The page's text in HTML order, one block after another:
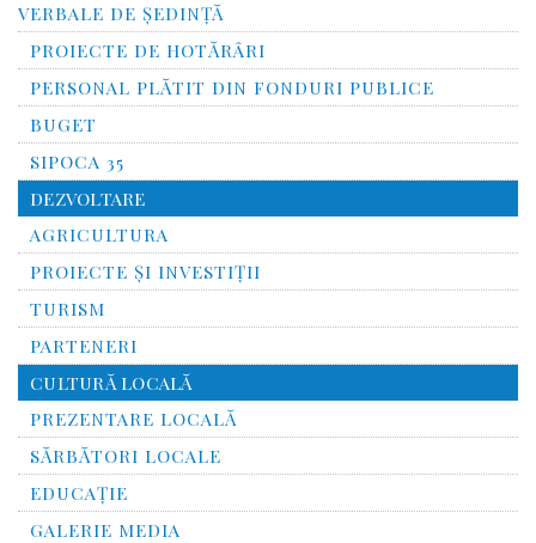
VERBALE DE ȘEDINȚĂ
PROIECTE DE HOTĂRÂRI
PERSONAL PLĂTIT DIN FONDURI PUBLICE
BUGET
SIPOCA 35
DEZVOLTARE
AGRICULTURA
PROIECTE ȘI INVESTIȚII
TURISM
PARTENERI
CULTURĂ LOCALĂ
PREZENTARE LOCALĂ
SĂRBĂTORI LOCALE
EDUCAȚIE
GALERIE MEDIA